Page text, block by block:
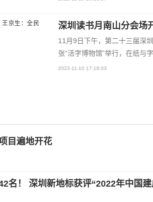
深圳读书月南山分会场
11月9日下午，第二十三届深
张“活字博物馆”举行，在纸与
2022-11-10 17:18:03
目遍地开花
名！ 深圳新地标获评“2022年中国